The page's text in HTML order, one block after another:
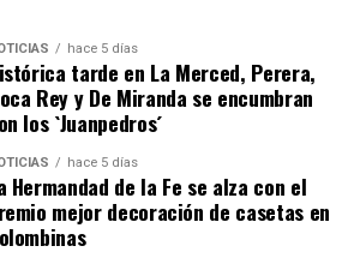
COLOMBINAS 2026
hace 5 días
tarde en La Merced, Perera,
Rey y De Miranda se encumbran
los `Juanpedros´
hace 5 días
Hermandad de la Fe se alza con el
mejor decoración de casetas en